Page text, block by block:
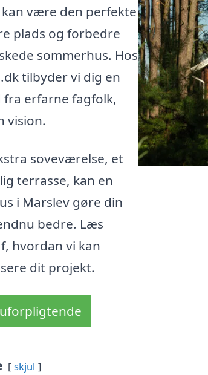
være den perfekte
plads og forbedre
sommerhus. Hos
tilbyder vi dig en
fra erfarne fagfolk,
vision.
soveværelse, et
terrasse, kan en
i Marslev gøre din
bedre. Læs
hvordan vi kan
dit projekt.
skjul